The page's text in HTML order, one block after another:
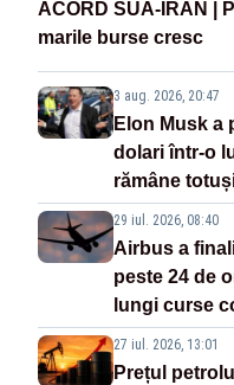
ACORD SUA-IRAN |
marile burse cresc
3 aug. 2026, 20:47
Elon Musk a
dolari într-o
rămâne
29 iul. 2026, 08:40
Airbus a
peste 24 de
lungi curse
27 iul. 2026, 13:01
Prețul